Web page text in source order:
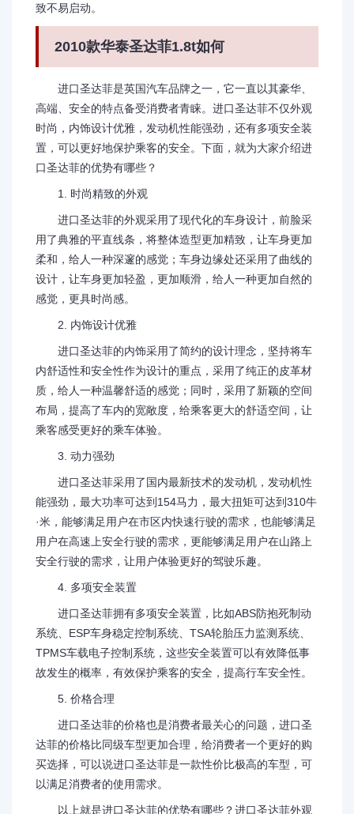
致不易启动。
2010款华泰圣达菲1.8t如何
进口圣达菲是英国汽车品牌之一，它一直以其豪华、
高端、安全的特点备受消费者青睐。进口圣达菲不仅外观
时尚，内饰设计优雅，发动机性能强劲，还有多项安全装
置，可以更好地保护乘客的安全。下面，就为大家介绍进
口圣达菲的优势有哪些？
1. 时尚精致的外观
进口圣达菲的外观采用了现代化的车身设计，前脸采
用了典雅的平直线条，将整体造型更加精致，让车身更加
柔和，给人一种深邃的感觉；车身边缘处还采用了曲线的
设计，让车身更加轻盈，更加顺滑，给人一种更加自然的
感觉，更具时尚感。
2. 内饰设计优雅
进口圣达菲的内饰采用了简约的设计理念，坚持将车
内舒适性和安全性作为设计的重点，采用了纯正的皮革材
质，给人一种温馨舒适的感觉；同时，采用了新颖的空间
布局，提高了车内的宽敞度，给乘客更大的舒适空间，让
乘客感受更好的乘车体验。
3. 动力强劲
进口圣达菲采用了国内最新技术的发动机，发动机性
能强劲，最大功率可达到154马力，最大扭矩可达到310牛
·米，能够满足用户在市区内快速行驶的需求，也能够满足
用户在高速上安全行驶的需求，更能够满足用户在山路上
安全行驶的需求，让用户体验更好的驾驶乐趣。
4. 多项安全装置
进口圣达菲拥有多项安全装置，比如ABS防抱死制动
系统、ESP车身稳定控制系统、TSA轮胎压力监测系统、
TPMS车载电子控制系统，这些安全装置可以有效降低事
故发生的概率，有效保护乘客的安全，提高行车安全性。
5. 价格合理
进口圣达菲的价格也是消费者最关心的问题，进口圣
达菲的价格比同级车型更加合理，给消费者一个更好的购
买选择，可以说进口圣达菲是一款性价比极高的车型，可
以满足消费者的使用需求。
以上就是进口圣达菲的优势有哪些？进口圣达菲外观